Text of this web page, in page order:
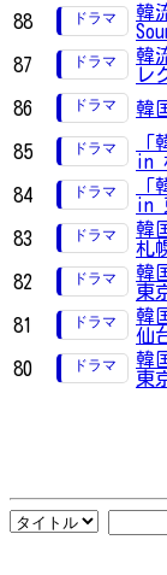
88
韓
87
韓
レ
86
韓
85
「
in
84
「
in
83
韓
札
82
韓
東
81
韓
仙
80
韓
東